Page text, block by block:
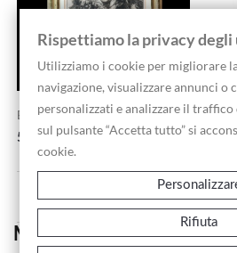
Ebbrezza Di Sileno - R. Van...
Prezzo
500,00 €
Leda
Visualizzati 1-2 su 2
Mitologia
Rispettiamo la privacy
Utilizziamo i cookie per migliorare
navigazione, visualizzare annunci o
personalizzati e analizzare il traffico
sul pulsante “Accetta tutto” si
cookie.
Rifiuta